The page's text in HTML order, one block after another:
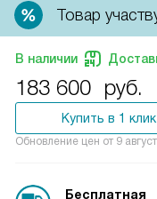
Товар
В наличии
183 600 руб.
Купить в 1 клик
Обновление цен от 9
Бесплатная